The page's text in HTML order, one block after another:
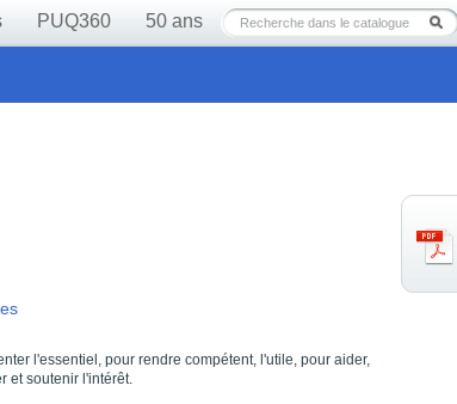
PUQ360 50 ans
l'essentiel, pour rendre compétent, l'utile, pour aider,
et soutenir l'intérêt.